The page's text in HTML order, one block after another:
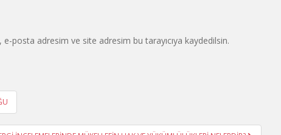
e-posta adresim ve site adresim bu tarayıcıya kaydedilsin.